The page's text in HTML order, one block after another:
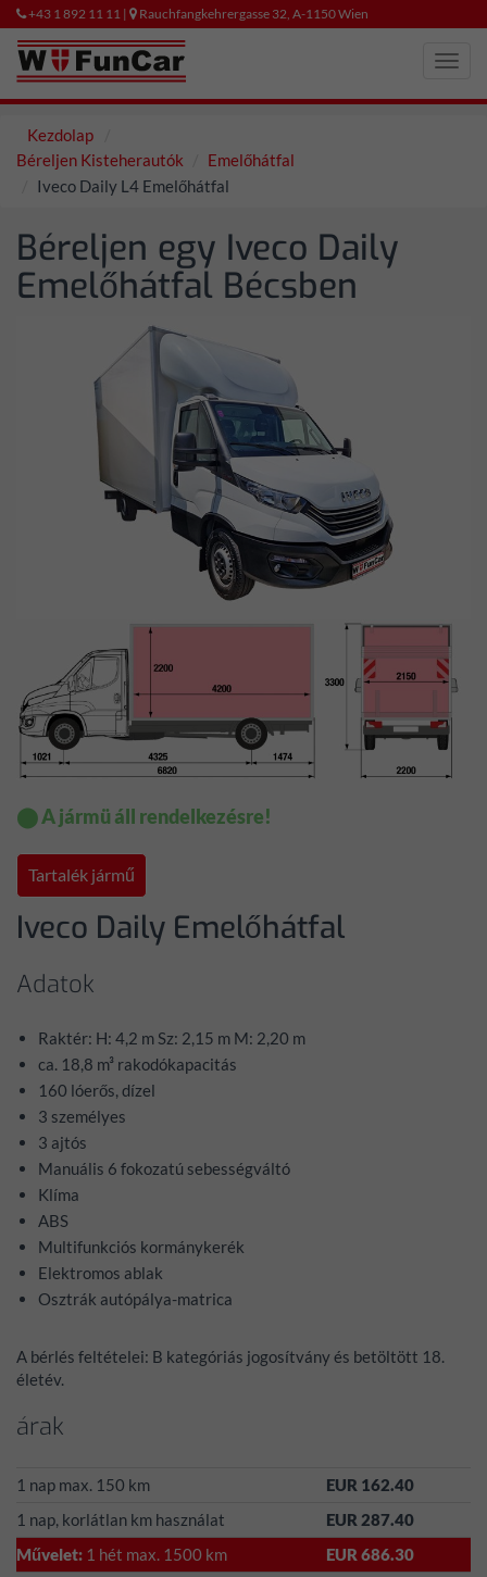
+43 1 892 11 11 | Rauchfangkehrergasse 32, A-1150 Wien
Kezdolap
Béreljen Kisteherautók
Emelőhátfal
Iveco Daily L4 Emelőhátfal
Béreljen egy Iveco Daily
Emelőhátfal Bécsben
⬤ A jármü áll rendelkezésre!
Tartalék jármű
Iveco Daily Emelőhátfal
Adatok
Raktér: H: 4,2 m Sz: 2,15 m M: 2,20 m
ca. 18,8 m³ rakodókapacitás
160 lóerős, dízel
3 személyes
3 ajtós
Manuális 6 fokozatú sebességváltó
Klíma
ABS
Multifunkciós kormánykerék
Elektromos ablak
Osztrák autópálya-matrica
A bérlés feltételei: B kategóriás jogosítvány és betöltött 18.
életév.
árak
1 nap max. 150 km
EUR 162.40
1 nap, korlátlan km használat
EUR 287.40
Művelet: 1 hét max. 1500 km
EUR 686.30